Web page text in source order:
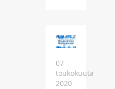
07
toukokuuta
2020